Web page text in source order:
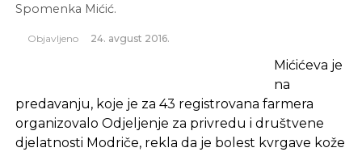
Spomenka Mićić.
Objavljeno 24. avgust 2016.
Mićićeva je
na
predavanju, koje je za 43 registrovana farmera
organizovalo Odjeljenje za privredu i društvene
djelatnosti Modriče, rekla da je bolest kvrgave kože